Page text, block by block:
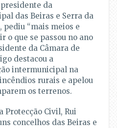
presidente da
das Beiras e Serra da
pediu “mais meios e
o que se passou no ano
da Câmara de
destacou a
intermunicipal na
rurais e apelou
os terrenos.
Protecção Civil, Rui
concelhos das Beiras e